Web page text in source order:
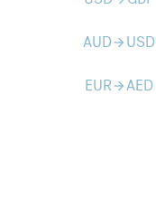
AUDarrow_forward USD
EURarrow_forwardAED